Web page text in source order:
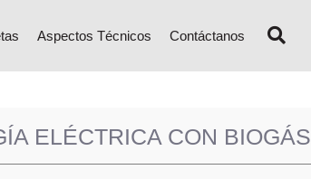
Aspectos Técnicos Contáctanos
ELÉCTRICA CON BIOGÁS